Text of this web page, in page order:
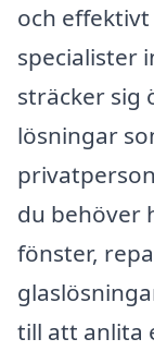
och
specialister
sträcker sig
lösningar
du behöver
fönster,
till att anlita